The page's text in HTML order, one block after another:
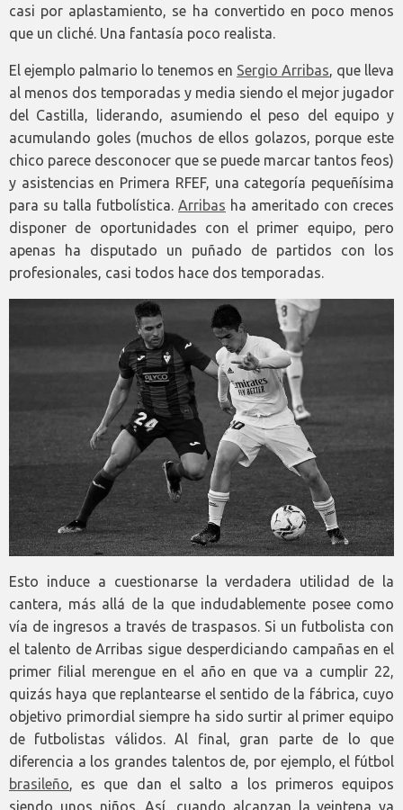
casi por aplastamiento, se ha convertido en poco menos
que un cliché. Una fantasía poco realista.
El ejemplo palmario lo tenemos en Sergio Arribas, que lleva
al menos dos temporadas y media siendo el mejor jugador
del Castilla, liderando, asumiendo el peso del equipo y
acumulando goles (muchos de ellos golazos, porque este
chico parece desconocer que se puede marcar tantos feos)
y asistencias en Primera RFEF, una categoría pequeñísima
para su talla futbolística. Arribas ha ameritado con creces
disponer de oportunidades con el primer equipo, pero
apenas ha disputado un puñado de partidos con los
profesionales, casi todos hace dos temporadas.
Esto induce a cuestionarse la verdadera utilidad de la
cantera, más allá de la que indudablemente posee como
vía de ingresos a través de traspasos. Si un futbolista con
el talento de Arribas sigue desperdiciando campañas en el
primer filial merengue en el año en que va a cumplir 22,
quizás haya que replantearse el sentido de la fábrica, cuyo
objetivo primordial siempre ha sido surtir al primer equipo
de futbolistas válidos. Al final, gran parte de lo que
diferencia a los grandes talentos de, por ejemplo, el fútbol
brasileño, es que dan el salto a los primeros equipos
siendo unos niños. Así, cuando alcanzan la veintena ya